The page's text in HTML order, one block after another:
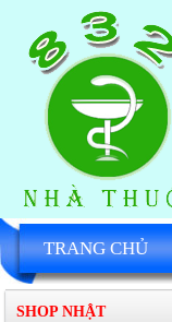
TRANG CHỦ
SHOP NHẬT